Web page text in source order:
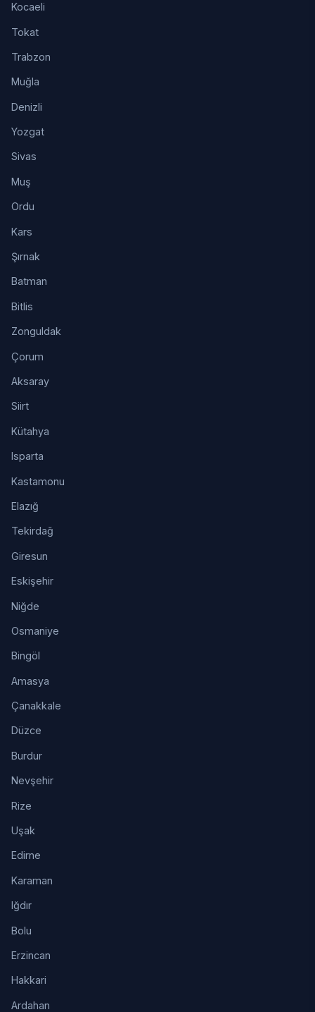
Kocaeli
Tokat
Trabzon
Muğla
Denizli
Yozgat
Sivas
Muş
Ordu
Kars
Şırnak
Batman
Bitlis
Zonguldak
Çorum
Aksaray
Siirt
Kütahya
Isparta
Kastamonu
Elazığ
Tekirdağ
Giresun
Eskişehir
Niğde
Osmaniye
Bingöl
Amasya
Çanakkale
Düzce
Burdur
Nevşehir
Rize
Uşak
Edirne
Karaman
Iğdır
Bolu
Erzincan
Hakkari
Ardahan